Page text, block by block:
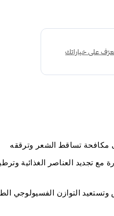
مكافحة تساقط الشعر وترققه
مع تجديد العناصر الغذائية
التوازن الفسيولوجي